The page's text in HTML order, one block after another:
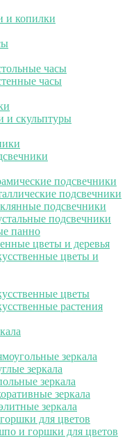
и копилки
часы
часы
и скульптуры
подсвечники
подсвечники
подсвечники
подсвечники
панно
цветы и деревья
цветы и
цветы
растения
зеркала
зеркала
зеркала
зеркала
зеркала
для цветов
и горшки для цветов